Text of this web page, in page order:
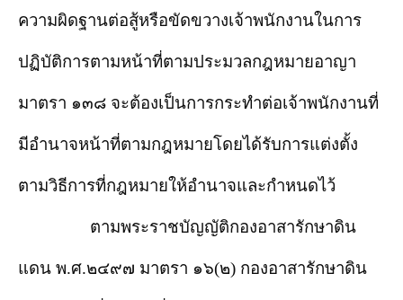
ความผิดฐานต่อสู้หรือขัดขวางเจ้าพนักงานในการ
ปฏิบัติการตามหน้าที่ตามประมวลกฎหมายอาญา
มาตรา ๑๓๘ จะต้องเป็นการกระทำต่อเจ้าพนักงานที่
มีอำนาจหน้าที่ตามกฎหมายโดยได้รับการแต่งตั้ง
ตามวิธีการที่กฎหมายให้อำนาจและกำหนดไว้
ตามพระราชบัญญัติกองอาสารักษาดิน
แดน พ.ศ.๒๔๙๗ มาตรา ๑๖(๒) กองอาสารักษาดิน